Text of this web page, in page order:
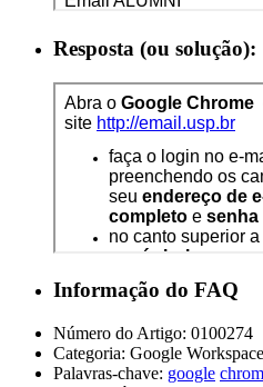
Resposta (ou solução):
Informação do FAQ
Número do Artigo: 0100274
Categoria: Google
Palavras-chave: google